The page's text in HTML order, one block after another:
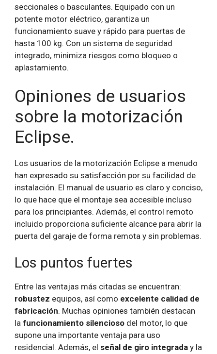
seccionales o basculantes. Equipado con un
potente motor eléctrico, garantiza un
funcionamiento suave y rápido para puertas de
hasta 100 kg. Con un sistema de seguridad
integrado, minimiza riesgos como bloqueo o
aplastamiento.
Opiniones de usuarios
sobre la motorización
Eclipse.
Los usuarios de la motorización Eclipse a menudo
han expresado su satisfacción por su facilidad de
instalación. El manual de usuario es claro y conciso,
lo que hace que el montaje sea accesible incluso
para los principiantes. Además, el control remoto
incluido proporciona suficiente alcance para abrir la
puerta del garaje de forma remota y sin problemas.
Los puntos fuertes
Entre las ventajas más citadas se encuentran:
robustez equipos, así como excelente calidad de
fabricación. Muchas opiniones también destacan
la funcionamiento silencioso del motor, lo que
supone una importante ventaja para uso
residencial. Además, el señal de giro integrada y la